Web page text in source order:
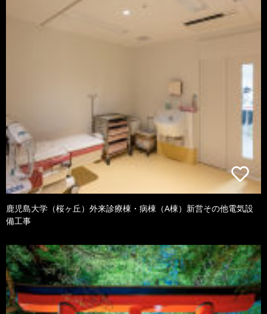
鹿児島大学（桜ヶ丘）外来診療棟・病棟（A棟）新営その他電気設
備工事